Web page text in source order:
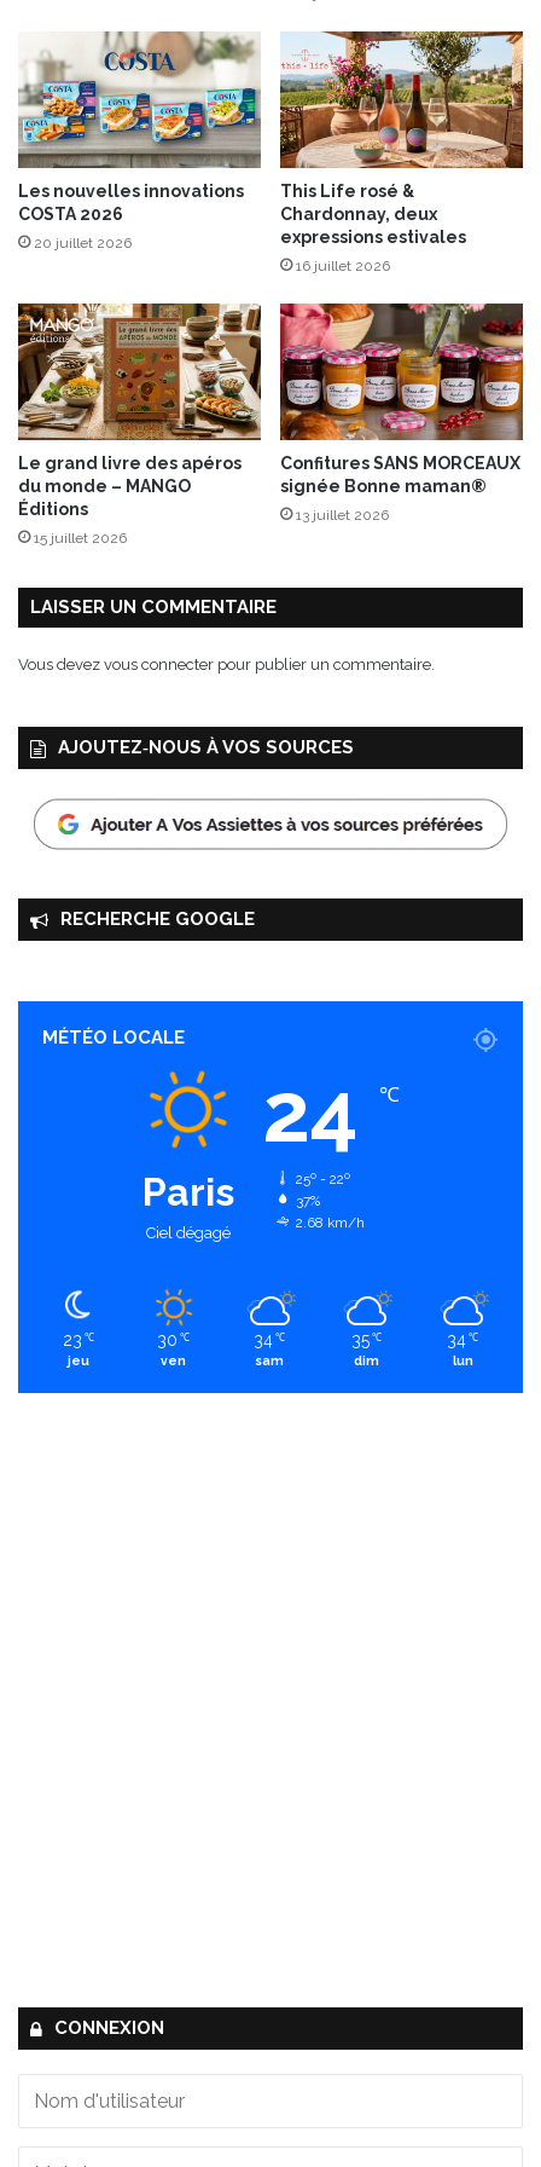
Les nouvelles innovations
COSTA 2026
20 juillet 2026
This Life rosé &
Chardonnay, deux
expressions estivales
16 juillet 2026
Le grand livre des apéros
du monde – MANGO
Éditions
15 juillet 2026
Confitures SANS MORCEAUX
signée Bonne maman®
13 juillet 2026
LAISSER UN COMMENTAIRE
Vous devez vous connecter pour publier un commentaire.
AJOUTEZ‑NOUS À VOS SOURCES
RECHERCHE GOOGLE
MÉTÉO LOCALE
Paris
Ciel dégagé
24 ℃
25º - 22º
37%
2.68 km/h
23 ℃
jeu
30 ℃
ven
34 ℃
sam
35 ℃
dim
34 ℃
lun
CONNEXION